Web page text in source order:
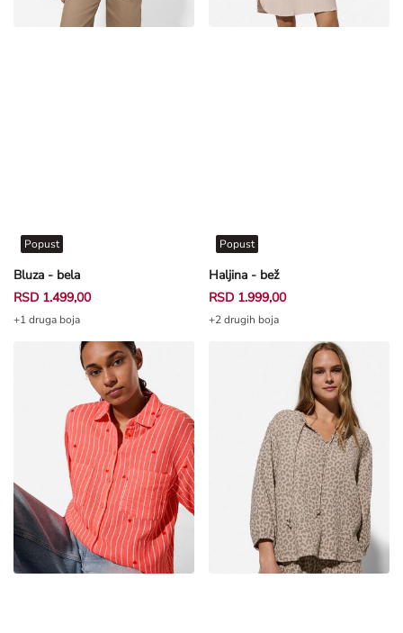
Bluza - bela
Popust
RSD 1.499,00
+1 druga boja
Haljina - bež
Popust
RSD 1.999,00
+2 drugih boja